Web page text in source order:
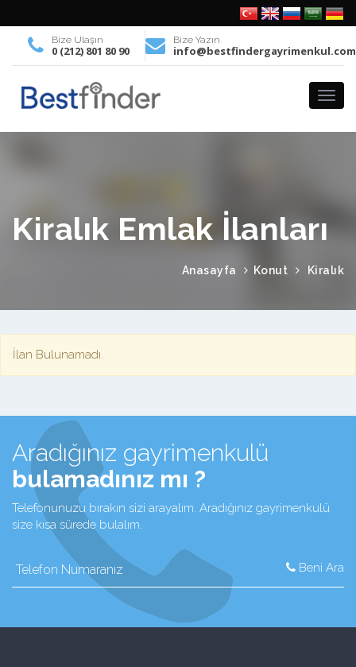
Bize Ulaşın
0 (212) 801 80 90
Bize Yazın
info@bestfindergayrimenkul.com
Kiralık Emlak İlanları
Anasayfa Konut Kiralık
İlan Bulunamadı.
Aradığınız gayrimenkulü
bulamadınız mı ?
Telefonunuzu bırakın sizi arayalım. Aradığınız gayrimenkulü
size kısa sürede bulalım.
Beni Ara